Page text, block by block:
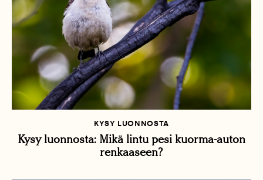
KYSY LUONNOSTA
Kysy luonnosta: Mikä lintu pesi kuorma-auton
renkaaseen?